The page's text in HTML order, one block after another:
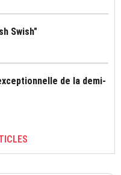
Swish"
de la demi-